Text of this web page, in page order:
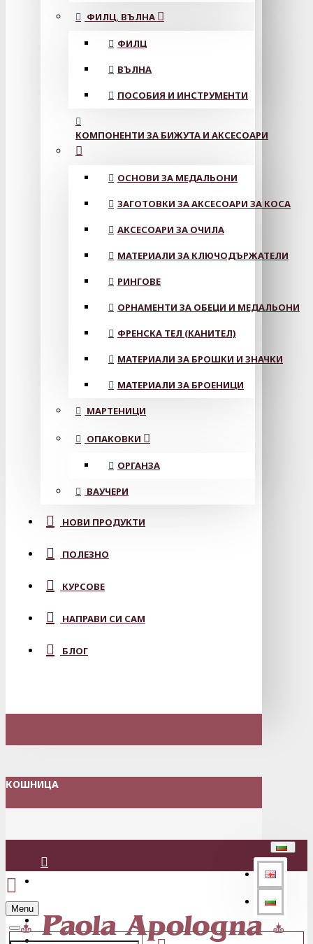
ФИЛЦ, ВЪЛНА
ФИЛЦ
ВЪЛНА
ПОСОБИЯ И ИНСТРУМЕНТИ
КОМПОНЕНТИ ЗА БИЖУТА И АКСЕСОАРИ
ОСНОВИ ЗА МЕДАЛЬОНИ
ЗАГОТОВКИ ЗА АКСЕСОАРИ ЗА КОСА
АКСЕСОАРИ ЗА ОЧИЛА
МАТЕРИАЛИ ЗА КЛЮЧОДЪРЖАТЕЛИ
РИНГОВЕ
ОРНАМЕНТИ ЗА ОБЕЦИ И МЕДАЛЬОНИ
ФРЕНСКА ТЕЛ (КАНИТЕЛ)
МАТЕРИАЛИ ЗА БРОШКИ И ЗНАЧКИ
МАТЕРИАЛИ ЗА БРОЕНИЦИ
МАРТЕНИЦИ
ОПАКОВКИ
ОРГАНЗА
ВАУЧЕРИ
НОВИ ПРОДУКТИ
ПОЛЕЗНО
КУРСОВЕ
НАПРАВИ СИ САМ
БЛОГ
КОШНИЦА
Регистрация
Menu